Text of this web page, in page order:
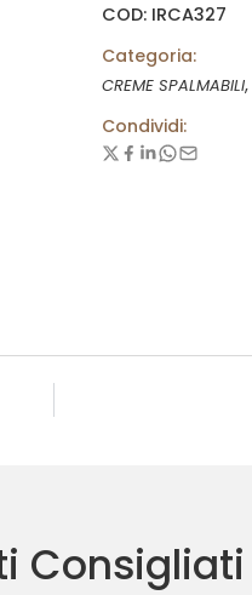
COD: IRCA327
Categoria:
CREME SPALMABILI,
Condividi:
Consigliati